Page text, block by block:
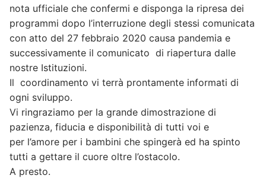
nota ufficiale che confermi e disponga la ripresa dei
programmi dopo l’interruzione degli stessi comunicata
con atto del 27 febbraio 2020 causa pandemia e
successivamente il comunicato di riapertura dalle
nostre Istituzioni.
Il coordinamento vi terrà prontamente informati di
ogni sviluppo.
Vi ringraziamo per la grande dimostrazione di
pazienza, fiducia e disponibilità di tutti voi e
per l’amore per i bambini che spingerà ed ha spinto
tutti a gettare il cuore oltre l’ostacolo.
A presto.